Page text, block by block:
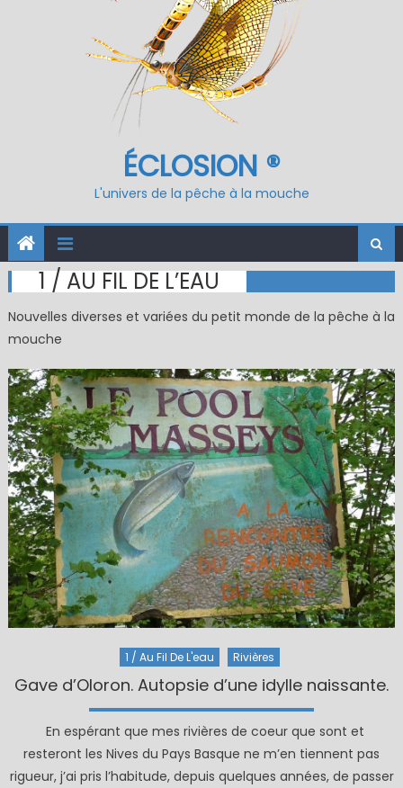
ÉCLOSION ®
L'univers de la pêche à la mouche
1 / AU FIL DE L’EAU
Nouvelles diverses et variées du petit monde de la pêche à la
mouche
1 / Au Fil De L'eau Rivières
Gave d’Oloron. Autopsie d’une idylle naissante.
En espérant que mes rivières de coeur que sont et
resteront les Nives du Pays Basque ne m’en tiennent pas
rigueur, j’ai pris l’habitude, depuis quelques années, de passer